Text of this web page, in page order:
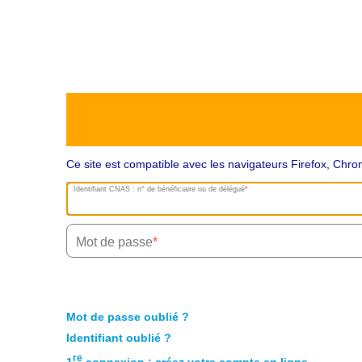
Ce site est compatible avec les navigateurs Firefox,
Identifiant CNAS : n° de bénéficiaire ou de délégué
Mot de passe
Mot de passe oublié ?
Identifiant oublié ?
re